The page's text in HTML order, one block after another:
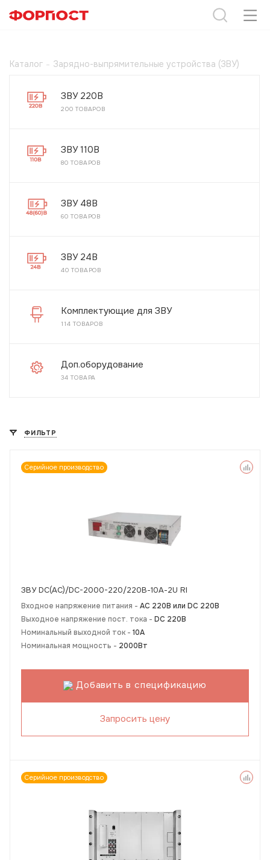
Каталог - Зарядно-выпрямительные устройства (ЗВУ)
ЗВУ 220В
200 ТОВАРОВ
ЗВУ 110В
80 ТОВАРОВ
ЗВУ 48В
60 ТОВАРОВ
ЗВУ 24В
40 ТОВАРОВ
Комплектующие для ЗВУ
114 ТОВАРОВ
Доп.оборудование
34 ТОВАРА
ФИЛЬТР
Серийное производство
ЗВУ DC(AC)/DC-2000-220/220В-10А-2U RI
Входное напряжение питания - АС 220В или DC 220В
Выходное напряжение пост. тока - DC 220В
Номинальный выходной ток - 10А
Номинальная мощность - 2000Вт
Добавить в спецификацию
Запросить цену
Серийное производство